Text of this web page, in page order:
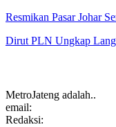
Resmikan Pasar Johar
Dirut PLN Ungkap
MetroJateng adalah..
email:
Redaksi: